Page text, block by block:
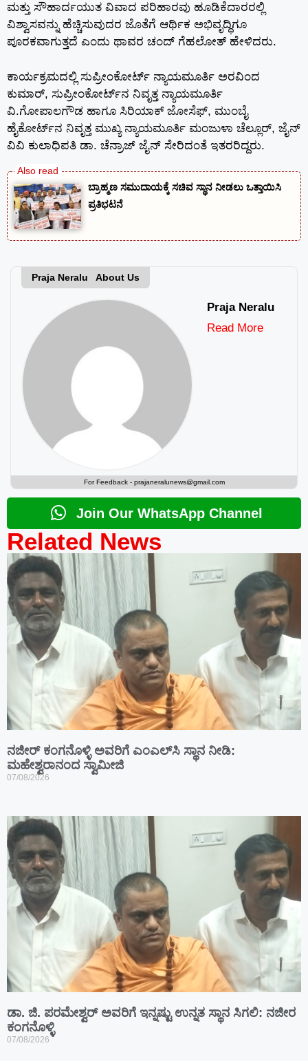
ಮತ್ತು ಸೌಹಾರ್ದಯುತ ವಿವಾದ ಪರಿಹಾರವು ಹೂಡಿಕೆದಾರರಲ್ಲಿ
ವಿಶ್ವಾಸವನ್ನು ಹೆಚ್ಚಿಸುವುದರ ಜೊತೆಗೆ ಆರ್ಥಿಕ ಅಭಿವೃದ್ಧಿಗೂ
ಪೂರಕವಾಗುತ್ತದೆ ಎಂದು ಥಾವರ ಚಂದ್ ಗೆಹಲೋತ್ ಹೇಳಿದರು.
ಕಾರ್ಯಕ್ರಮದಲ್ಲಿ ಸುಪ್ರೀಂಕೋರ್ಟ್ ನ್ಯಾಯಮೂರ್ತಿ ಅರವಿಂದ
ಕುಮಾರ್, ಸುಪ್ರೀಂಕೋರ್ಟ್‌ನ ನಿವೃತ್ತ ನ್ಯಾಯಮೂರ್ತಿ
ವಿ.ಗೋಪಾಲಗೌಡ ಹಾಗೂ ಸಿರಿಯಾಕ್ ಜೋಸೆಫ್, ಮುಂಬೈ
ಹೈಕೋರ್ಟ್‌ನ ನಿವೃತ್ತ ಮುಖ್ಯ ನ್ಯಾಯಮೂರ್ತಿ ಮಂಜುಳಾ ಚೆಲ್ಲೂರ್, ಜೈನ್
ವಿವಿ ಕುಲಾಧಿಪತಿ ಡಾ. ಚೆನ್ರಾಜ್ ಜೈನ್ ಸೇರಿದಂತೆ ಇತರರಿದ್ದರು.
ಬ್ರಾಹ್ಮಣ ಸಮುದಾಯಕ್ಕೆ ಸಚಿವ ಸ್ಥಾನ ನೀಡಲು ಒತ್ತಾಯಿಸಿ
ಪ್ರತಿಭಟನೆ
Praja Neralu About Us
Praja Neralu
Read More
For Feedback - prajaneralunews@gmail.com
Join Our WhatsApp Channel
Related News
ನಜೀರ್ ಕಂಗನೊಳ್ಳಿ ಅವರಿಗೆ ಎಂಎಲ್‌ಸಿ ಸ್ಥಾನ ನೀಡಿ:
ಮಹೇಶ್ವರಾನಂದ ಸ್ವಾಮೀಜಿ
07/08/2026
ಡಾ. ಜಿ. ಪರಮೇಶ್ವರ್ ಅವರಿಗೆ ಇನ್ನಷ್ಟು ಉನ್ನತ ಸ್ಥಾನ ಸಿಗಲಿ: ನಜೀರ
ಕಂಗನೊಳ್ಳಿ
07/08/2026